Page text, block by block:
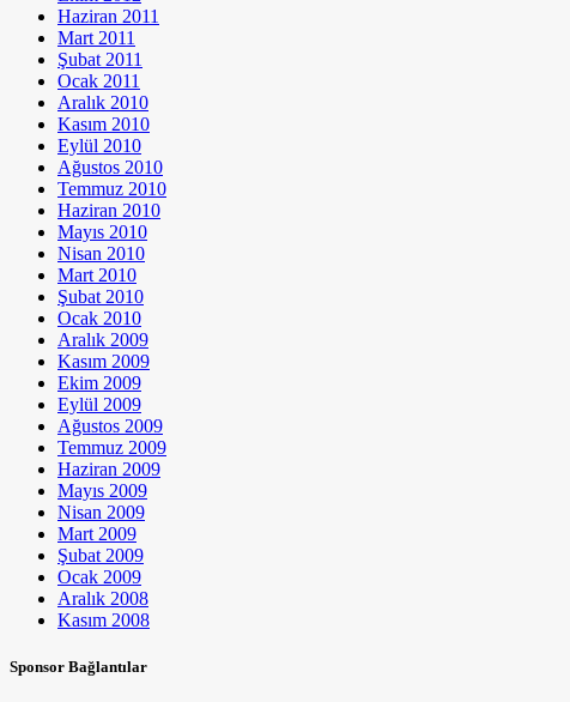
Haziran 2011
Mart 2011
Şubat 2011
Ocak 2011
Aralık 2010
Kasım 2010
Eylül 2010
Ağustos 2010
Temmuz 2010
Haziran 2010
Mayıs 2010
Nisan 2010
Mart 2010
Şubat 2010
Ocak 2010
Aralık 2009
Kasım 2009
Ekim 2009
Eylül 2009
Ağustos 2009
Temmuz 2009
Haziran 2009
Mayıs 2009
Nisan 2009
Mart 2009
Şubat 2009
Ocak 2009
Aralık 2008
Kasım 2008
Sponsor Bağlantılar